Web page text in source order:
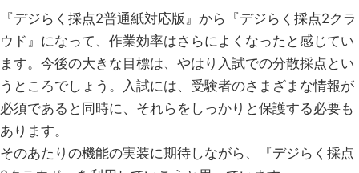
『デジらく採点2普通紙対応版』から『デジらく採点2クラ
ウド』になって、作業効率はさらによくなったと感じてい
ます。今後の大きな目標は、やはり入試での分散採点とい
うところでしょう。入試には、受験者のさまざまな情報が
必須であると同時に、それらをしっかりと保護する必要も
あります。
そのあたりの機能の実装に期待しながら、『デジらく採点